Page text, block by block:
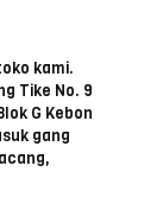
kami.
Tike No. 9
G Kebon
gang